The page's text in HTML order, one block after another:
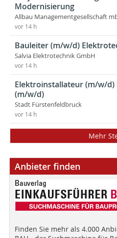
Modernisierung
Allbau Managementgesellschaft
vor 14 h
Bauleiter (m/w/d)
Salvia Elektrotechnik GmbH
vor 14 h
Elektroinstallateur (m/w/
(m/w/d)
Stadt Fürstenfeldbruck
vor 14 h
Mehr
Anbieter finden
Finden Sie mehr als 4.000